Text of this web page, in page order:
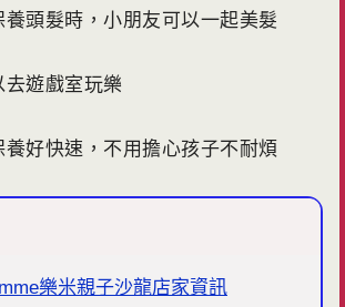
頭髮時，小朋友可以一起美髮
遊戲室玩樂
好快速，不用擔心孩子不耐煩
樂米親子沙龍店家資訊